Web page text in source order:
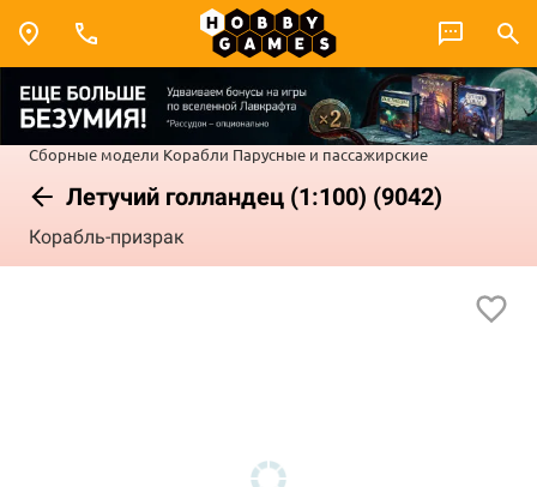
Сборные модели Корабли Парусные и пассажирские
Летучий голландец (1:100) (9042)
Корабль-призрак